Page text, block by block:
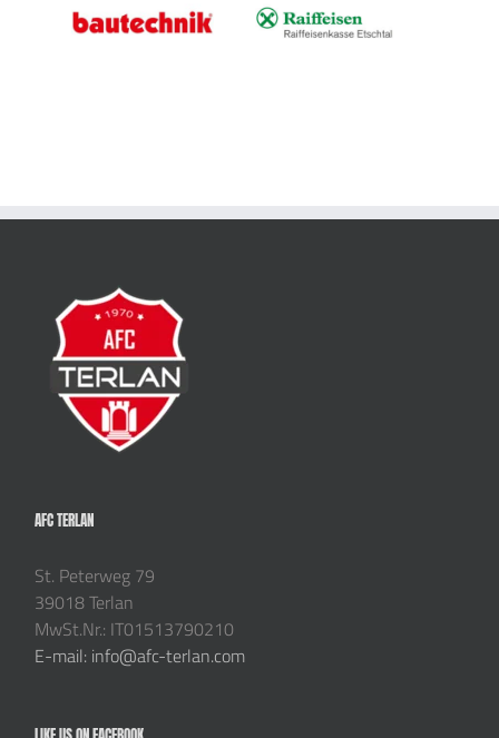
AFC TERLAN
St. Peterweg 79
39018 Terlan
MwSt.Nr.: IT01513790210
E-mail: info@afc-terlan.com